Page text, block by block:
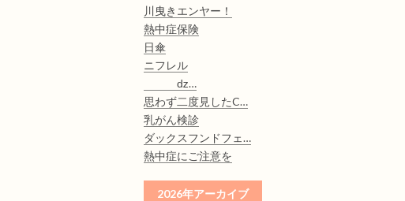
川曳きエンヤー！
熱中症保険
日傘
ニフレル
ǳ…
思わず二度見したC…
乳がん検診
ダックスフンドフェ…
熱中症にご注意を
2026年アーカイブ